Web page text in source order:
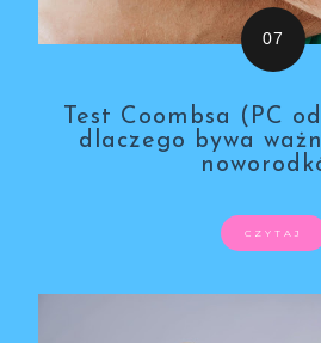
Test Coombsa (PC
dlaczego bywa
CZYTAJ